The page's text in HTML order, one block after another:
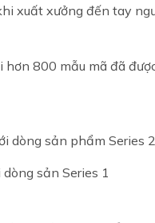
xuất xưởng đến tay
hơn 800 mẫu mã đã
dòng sản phẩm Series 2
sản Series 1